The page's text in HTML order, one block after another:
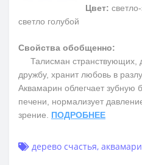
Цвет:
светло голубой
Свойства обобщенно:
Талисман странствующих,
дружбу, хранит любовь в
Аквамарин облегчает зубную
печени, нормализует
зрение. ПОДРОБНЕЕ
дерево счастья,